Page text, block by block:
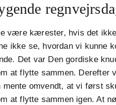
være kærester, hvis det
ikke se, hvordan vi kunne
Det var Den gordiske
at flytte sammen. Derefter
mente omvendt, at vi først
at flytte sammen igen. At